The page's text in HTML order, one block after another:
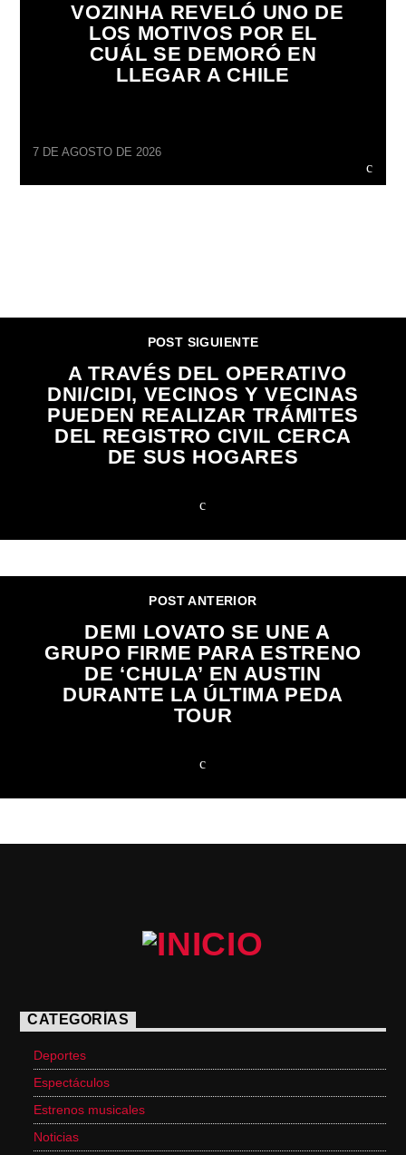
VOZINHA REVELÓ UNO DE
LOS MOTIVOS POR EL
CUÁL SE DEMORÓ EN
LLEGAR A CHILE
7 DE AGOSTO DE 2026
POST SIGUIENTE
A TRAVÉS DEL OPERATIVO
DNI/CIDI, VECINOS Y VECINAS
PUEDEN REALIZAR TRÁMITES
DEL REGISTRO CIVIL CERCA
DE SUS HOGARES
POST ANTERIOR
DEMI LOVATO SE UNE A
GRUPO FIRME PARA ESTRENO
DE ‘CHULA’ EN AUSTIN
DURANTE LA ÚLTIMA PEDA
TOUR
CATEGORÍAS
Deportes
Espectáculos
Estrenos musicales
Noticias